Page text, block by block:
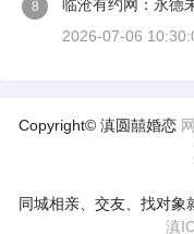
8
临沧有约网：永德
2026-07-06
Copyright© 滇圆囍婚恋
同城相亲、交友、找对象
滇